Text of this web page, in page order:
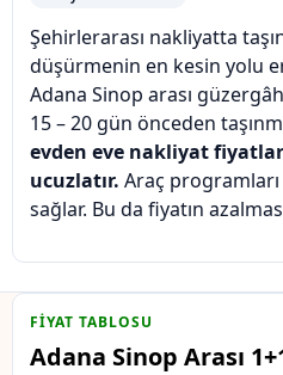
Şehirlerarası nakliyatta
düşürmenin en kesin yolu
Adana Sinop arası
15 – 20 gün önceden
evden eve nakliyat
ucuzlatır. Araç programları
sağlar. Bu da fiyatın
FIYAT TABLOSU
Adana Sinop Arası